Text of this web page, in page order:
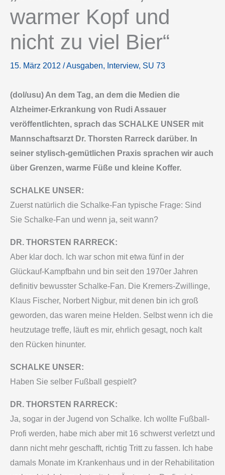
warmer Kopf und
nicht zu viel Bier“
15. März 2012 /Ausgaben, Interview, SU 73
(dol/usu) An dem Tag, an dem die Medien die
Alzheimer-Erkrankung von Rudi Assauer
veröffentlichten, sprach das SCHALKE UNSER mit
Mannschaftsarzt Dr. Thorsten Rarreck darüber. In
seiner stylisch-gemütlichen Praxis sprachen wir auch
über Grenzen, warme Füße und kleine Koffer.
SCHALKE UNSER:
Zuerst natürlich die Schalke-Fan typische Frage: Sind
Sie Schalke-Fan und wenn ja, seit wann?
DR. THORSTEN RARRECK:
Aber klar doch. Ich war schon mit etwa fünf in der
Glückauf-Kampfbahn und bin seit den 1970er Jahren
definitiv bewusster Schalke-Fan. Die Kremers-Zwillinge,
Klaus Fischer, Norbert Nigbur, mit denen bin ich groß
geworden, das waren meine Helden. Selbst wenn ich die
heutzutage treffe, läuft es mir, ehrlich gesagt, noch kalt
den Rücken hinunter.
SCHALKE UNSER:
Haben Sie selber Fußball gespielt?
DR. THORSTEN RARRECK:
Ja, sogar in der Jugend von Schalke. Ich wollte Fußball-
Profi werden, habe mich aber mit 16 schwerst verletzt und
dann nicht mehr geschafft, richtig Tritt zu fassen. Ich habe
damals Monate im Krankenhaus und in der Rehabilitation